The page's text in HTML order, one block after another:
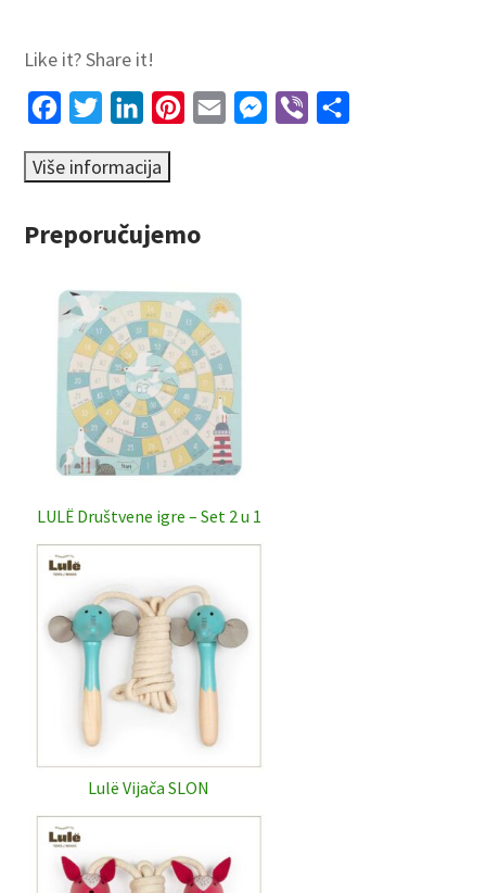
Like it? Share it!
FacebookTwitterLinkedInPinterest
Email Messenger
Viber
Preporučujemo
LULË Društvene igre – Set 2 u 1
Lulë Vijača SLON